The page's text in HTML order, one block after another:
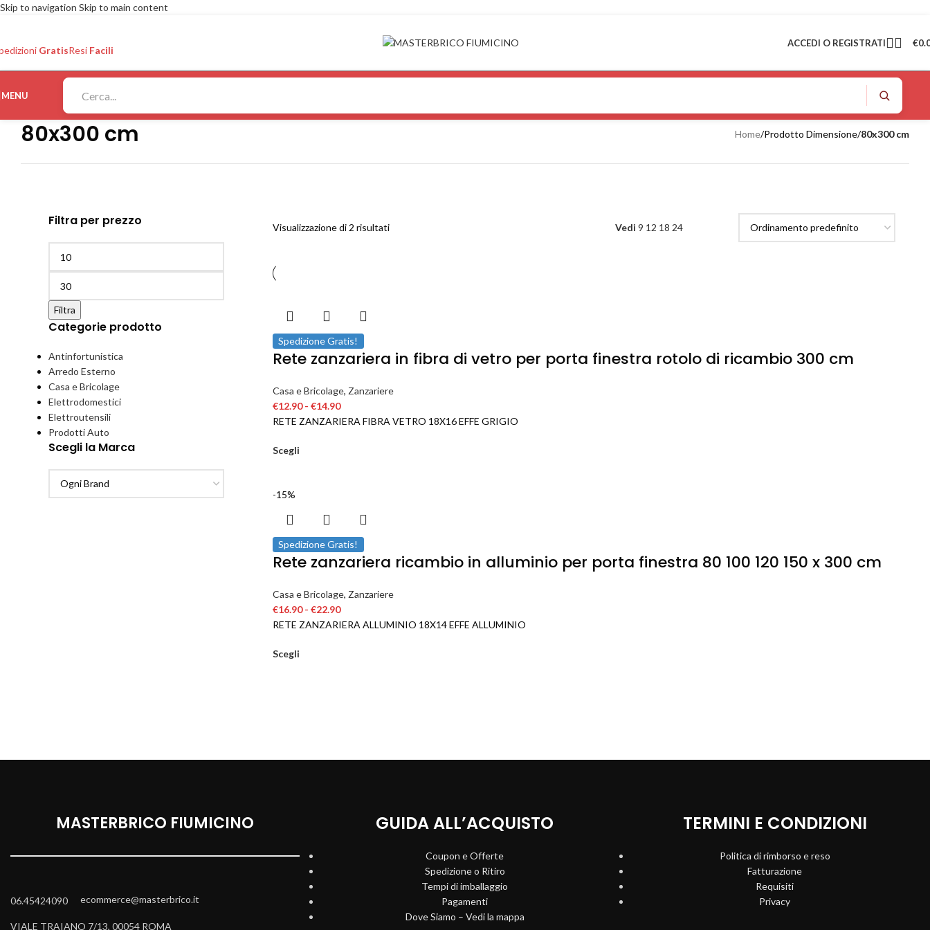
Skip to navigation Skip to main content
GratisResi Facili
ACCEDI O REGISTRATI €
MENU
80x300 cm Home/Prodotto Dimensione/80x300 cm
Filtra per prezzo
Filtra
Categorie prodotto
Antinfortunistica
Arredo Esterno
Casa e Bricolage
Elettrodomestici
Elettroutensili
Prodotti Auto
Scegli la Marca
Visualizzazione di 2 risultati Vedi 9 12 18 24
Spedizione Gratis!
Rete zanzariera in fibra di vetro per porta finestra rotolo di ricambio 300 cm
Casa e Bricolage, Zanzariere
€12.90 - €14.90
RETE ZANZARIERA FIBRA VETRO 18X16 EFFE GRIGIO
Scegli
-15%
Spedizione Gratis!
Rete zanzariera ricambio in alluminio per porta finestra 80 100 120 150 x 300 cm
Casa e Bricolage, Zanzariere
€16.90 - €22.90
RETE ZANZARIERA ALLUMINIO 18X14 EFFE ALLUMINIO
Scegli
MASTERBRICO FIUMICINO
06.45424090 ecommerce@masterbrico.it
VIALE TRAIANO 7/13, 00054 ROMA
GUIDA ALL’ACQUISTO
Coupon e Offerte
Spedizione o Ritiro
Tempi di imballaggio
Pagamenti
Dove Siamo – Vedi la mappa
TERMINI E CONDIZIONI
Politica di rimborso e reso
Fatturazione
Requisiti
Privacy